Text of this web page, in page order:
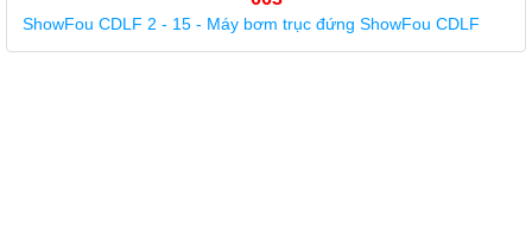
CDLF 2 - 15 - Máy bơm trục đứng ShowFou CDLF